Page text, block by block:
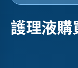
護理液購